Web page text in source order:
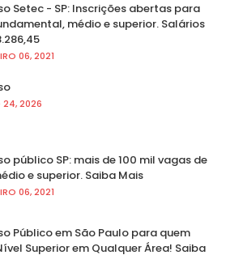
Setec - SP: Inscrições abertas para
médio e superior. Salários
06, 2021
24, 2026
público SP: mais de 100 mil vagas de
e superior. Saiba Mais
06, 2021
Público em São Paulo para quem
Superior em Qualquer Área! Saiba